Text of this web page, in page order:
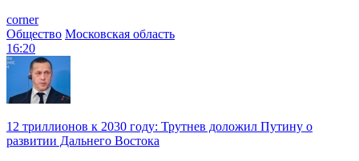
corner
Общество Московская область
16:20
12 триллионов к 2030 году: Трутнев доложил Путину о
развитии Дальнего Востока